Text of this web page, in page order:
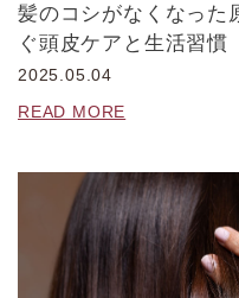
髪のコシがなくなった
ぐ頭皮ケアと生活習慣
2025.05.04
READ MORE